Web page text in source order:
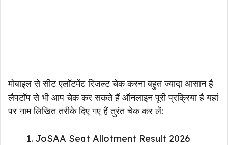
मोबाइल से सीट एलॉटमेंट रिजल्ट चेक करना बहुत ज्यादा आसान है
लैपटॉप से भी आप चेक कर सकते हैं ऑनलाइन पूरी प्रक्रिया है यहां
पर नाम लिखित तरीके दिए गए हैं तुरंत चेक कर लें:
JoSAA Seat Allotment Result 2026